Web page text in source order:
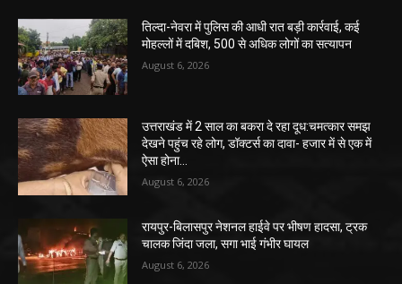
तिल्दा-नेवरा में पुलिस की आधी रात बड़ी कार्रवाई, कई
मोहल्लों में दबिश, 500 से अधिक लोगों का सत्यापन
August 6, 2026
उत्तराखंड में 2 साल का बकरा दे रहा दूध:चमत्कार समझ
देखने पहुंच रहे लोग, डॉक्टर्स का दावा- हजार में से एक में
ऐसा होना...
August 6, 2026
रायपुर-बिलासपुर नेशनल हाईवे पर भीषण हादसा, ट्रक
चालक जिंदा जला, सगा भाई गंभीर घायल
August 6, 2026